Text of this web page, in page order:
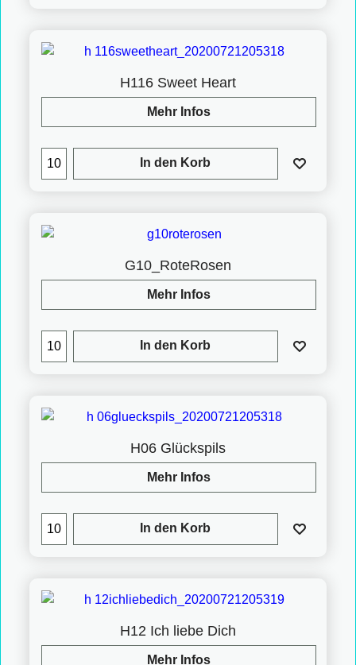
H116 Sweet Heart
Mehr Infos
In den Korb
G10_RoteRosen
Mehr Infos
In den Korb
H06 Glückspils
Mehr Infos
In den Korb
H12 Ich liebe Dich
Mehr Infos